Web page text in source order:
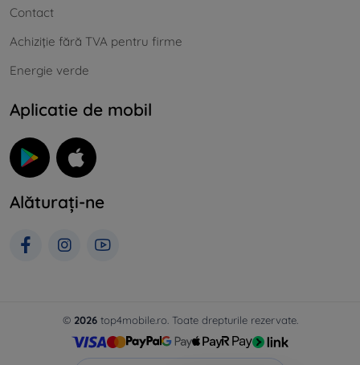
Contact
Achiziție fără TVA pentru firme
Energie verde
Aplicatie de mobil
Alăturați-ne
© 2026top4mobile.ro. Toate drepturile rezervate.